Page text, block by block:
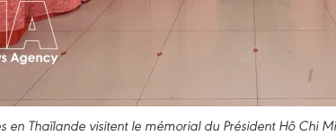
en Thaïlande visitent le mémorial du Président Hô Chi